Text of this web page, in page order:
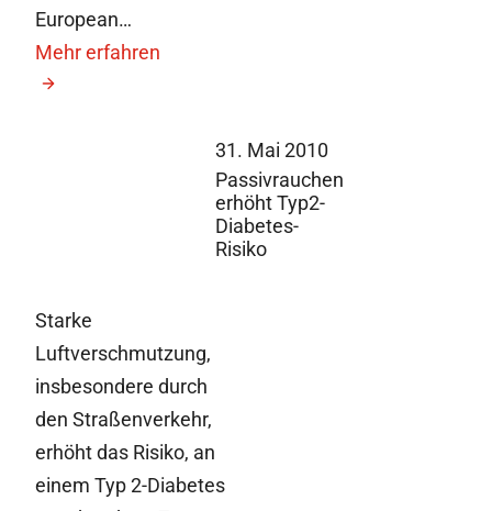
31. Mai 2010
Passivrauchen
erhöht Typ2-
Diabetes-
Risiko
European…
Mehr erfahren
Starke
Luftverschmutzung,
insbesondere durch
den Straßenverkehr,
erhöht das Risiko, an
einem Typ 2-Diabetes